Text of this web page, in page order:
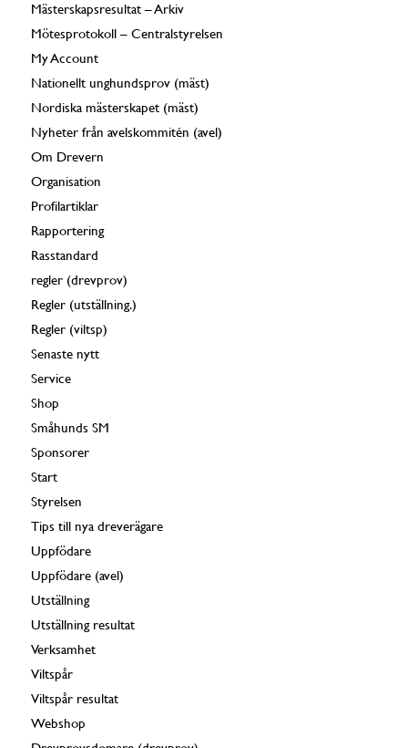
Mästerskapsresultat – Arkiv
Mötesprotokoll – Centralstyrelsen
My Account
Nationellt unghundsprov (mäst)
Nordiska mästerskapet (mäst)
Nyheter från avelskommitén (avel)
Om Drevern
Organisation
Profilartiklar
Rapportering
Rasstandard
regler (drevprov)
Regler (utställning.)
Regler (viltsp)
Senaste nytt
Service
Shop
Småhunds SM
Sponsorer
Start
Styrelsen
Tips till nya dreverägare
Uppfödare
Uppfödare (avel)
Utställning
Utställning resultat
Verksamhet
Viltspår
Viltspår resultat
Webshop